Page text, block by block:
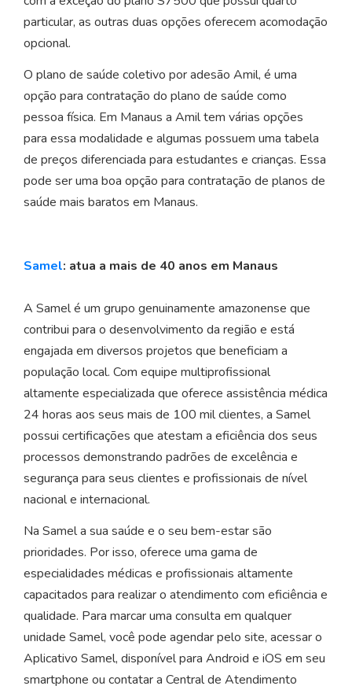
particular, as outras duas opções oferecem acomodação
opcional.
O plano de saúde coletivo por adesão Amil, é uma
opção para contratação do plano de saúde como
pessoa física. Em Manaus a Amil tem várias opções
para essa modalidade e algumas possuem uma tabela
de preços diferenciada para estudantes e crianças. Essa
pode ser uma boa opção para contratação de planos de
saúde mais baratos em Manaus.
Samel: atua a mais de 40 anos em Manaus
A Samel é um grupo genuinamente amazonense que
contribui para o desenvolvimento da região e está
engajada em diversos projetos que beneficiam a
população local. Com equipe multiprofissional
altamente especializada que oferece assistência médica
24 horas aos seus mais de 100 mil clientes, a Samel
possui certificações que atestam a eficiência dos seus
processos demonstrando padrões de excelência e
segurança para seus clientes e profissionais de nível
nacional e internacional.
Na Samel a sua saúde e o seu bem-estar são
prioridades. Por isso, oferece uma gama de
especialidades médicas e profissionais altamente
capacitados para realizar o atendimento com eficiência e
qualidade. Para marcar uma consulta em qualquer
unidade Samel, você pode agendar pelo site, acessar o
Aplicativo Samel, disponível para Android e iOS em seu
smartphone ou contatar a Central de Atendimento